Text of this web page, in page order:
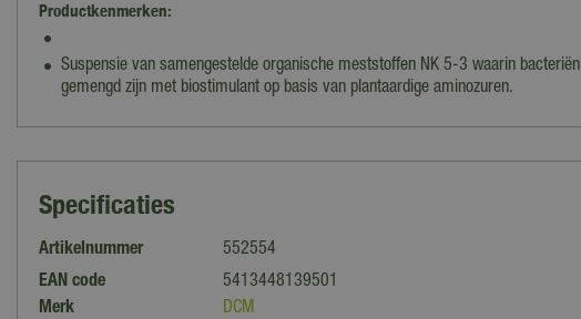
Productkenmerken:
Suspensie van samengestelde organische meststoffen NK 5-3 waarin bacteriën
gemengd zijn met biostimulant op basis van plantaardige aminozuren.
Specificaties
Artikelnummer
552554
EAN code
5413448139501
Merk
DCM